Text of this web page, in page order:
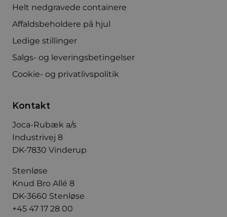
Helt nedgravede containere
Affaldsbeholdere på hjul
Ledige stillinger
Salgs- og leveringsbetingelser
Cookie- og privatlivspolitik
Kontakt
Joca-Rubæk a/s
Industrivej 8
DK-7830 Vinderup
Stenløse
Knud Bro Allé 8
DK-3660 Stenløse
+45 47 17 28 00